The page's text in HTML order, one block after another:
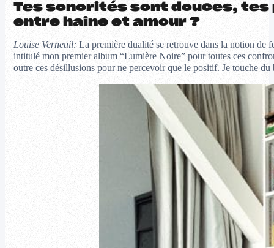
Tes sonorités sont douces,
entre haine et amour ?
Louise Verneuil:La première dualité se retrouve dans la notion de
intitulé mon premier album “Lumière Noire” pour toutes ces
outre ces désillusions pour ne percevoir que le positif. Je touche du